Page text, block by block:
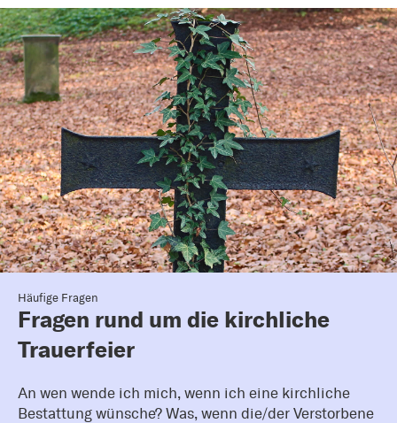
Häufige Fragen
Fragen rund um die kirchliche
Trauerfeier
An wen wende ich mich, wenn ich eine kirchliche
Bestattung wünsche? Was, wenn die/der Verstorbene